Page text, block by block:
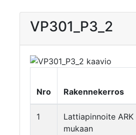
VP301_P3_2
Nro Rakennekerros
1
Lattiapinnoite ARK
mukaan